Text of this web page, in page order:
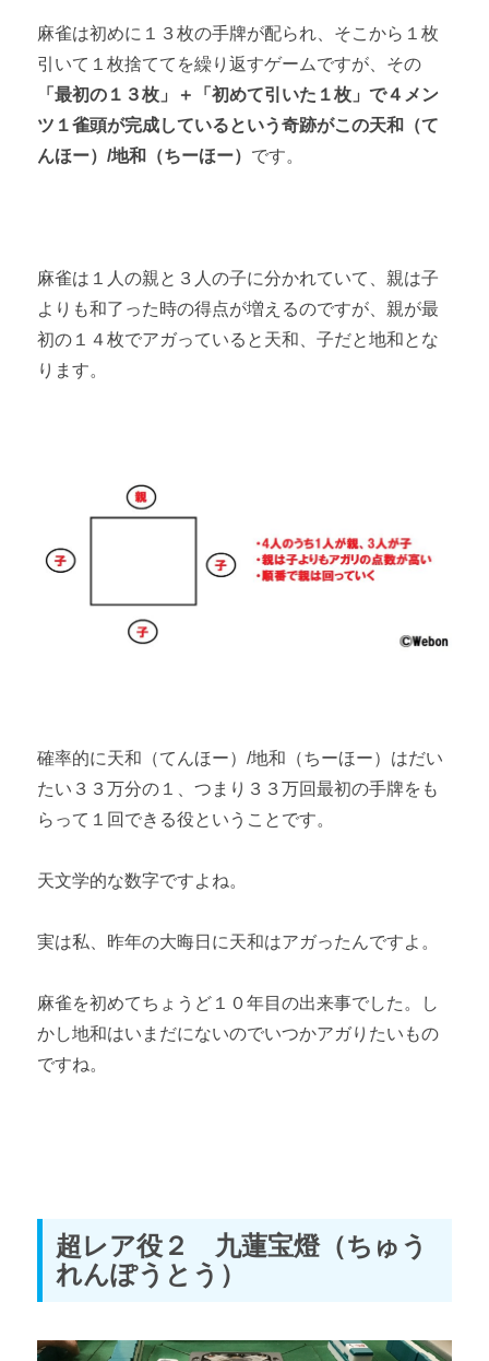
麻雀は初めに１３枚の手牌が配られ、そこから１枚
引いて１枚捨ててを繰り返すゲームですが、その
「最初の１３枚」＋「初めて引いた１枚」で４メン
ツ１雀頭が完成しているという奇跡がこの天和（て
んほー）/地和（ちーほー） です。
麻雀は１人の親と３人の子に分かれていて、親は子
よりも和了った時の得点が増えるのですが、親が最
初の１４枚でアガっていると天和、子だと地和とな
ります。
確率的に天和（てんほー）/地和（ちーほー）はだい
たい３３万分の１、つまり３３万回最初の手牌をも
らって１回できる役ということです。
天文学的な数字ですよね。
実は私、昨年の大晦日に天和はアガったんですよ。
麻雀を初めてちょうど１０年目の出来事でした。し
かし地和はいまだにないのでいつかアガりたいもの
ですね。
超レア役２ 九蓮宝燈（ちゅう
れんぽうとう）